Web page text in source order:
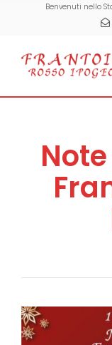
Benvenuti nello